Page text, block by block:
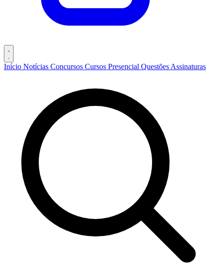
Início Notícias Concursos Cursos Presencial Questões Assinaturas